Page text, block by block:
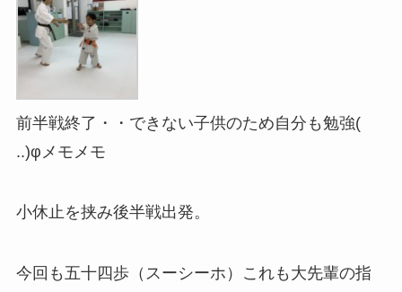
前半戦終了・・できない子供のため自分も勉強(
..)φメモメモ
小休止を挟み後半戦出発。
今回も五十四歩（スーシーホ）これも大先輩の指